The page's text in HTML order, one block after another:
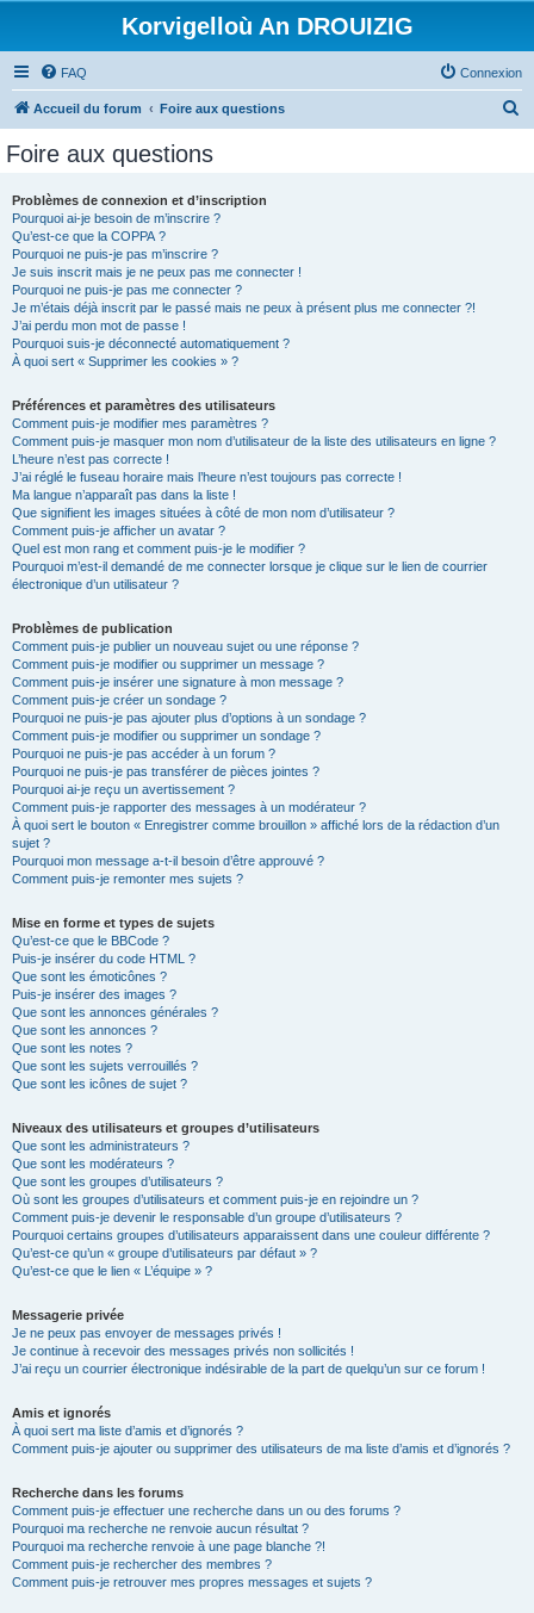
Korvigelloù An DROUIZIG
FAQ Connexion
Accueil du forum Foire aux questions
Foire aux questions
Problèmes de connexion et d’inscription
Pourquoi ai-je besoin de m’inscrire ?
Qu’est-ce que la COPPA ?
Pourquoi ne puis-je pas m’inscrire ?
Je suis inscrit mais je ne peux pas me connecter !
Pourquoi ne puis-je pas me connecter ?
Je m’étais déjà inscrit par le passé mais ne peux à présent plus me connecter ?!
J’ai perdu mon mot de passe !
Pourquoi suis-je déconnecté automatiquement ?
À quoi sert « Supprimer les cookies » ?
Préférences et paramètres des utilisateurs
Comment puis-je modifier mes paramètres ?
Comment puis-je masquer mon nom d’utilisateur de la liste des utilisateurs en ligne ?
L’heure n’est pas correcte !
J’ai réglé le fuseau horaire mais l’heure n’est toujours pas correcte !
Ma langue n’apparaît pas dans la liste !
Que signifient les images situées à côté de mon nom d’utilisateur ?
Comment puis-je afficher un avatar ?
Quel est mon rang et comment puis-je le modifier ?
Pourquoi m’est-il demandé de me connecter lorsque je clique sur le lien de courrier
électronique d’un utilisateur ?
Problèmes de publication
Comment puis-je publier un nouveau sujet ou une réponse ?
Comment puis-je modifier ou supprimer un message ?
Comment puis-je insérer une signature à mon message ?
Comment puis-je créer un sondage ?
Pourquoi ne puis-je pas ajouter plus d’options à un sondage ?
Comment puis-je modifier ou supprimer un sondage ?
Pourquoi ne puis-je pas accéder à un forum ?
Pourquoi ne puis-je pas transférer de pièces jointes ?
Pourquoi ai-je reçu un avertissement ?
Comment puis-je rapporter des messages à un modérateur ?
À quoi sert le bouton « Enregistrer comme brouillon » affiché lors de la rédaction d’un
sujet ?
Pourquoi mon message a-t-il besoin d’être approuvé ?
Comment puis-je remonter mes sujets ?
Mise en forme et types de sujets
Qu’est-ce que le BBCode ?
Puis-je insérer du code HTML ?
Que sont les émoticônes ?
Puis-je insérer des images ?
Que sont les annonces générales ?
Que sont les annonces ?
Que sont les notes ?
Que sont les sujets verrouillés ?
Que sont les icônes de sujet ?
Niveaux des utilisateurs et groupes d’utilisateurs
Que sont les administrateurs ?
Que sont les modérateurs ?
Que sont les groupes d’utilisateurs ?
Où sont les groupes d’utilisateurs et comment puis-je en rejoindre un ?
Comment puis-je devenir le responsable d’un groupe d’utilisateurs ?
Pourquoi certains groupes d’utilisateurs apparaissent dans une couleur différente ?
Qu’est-ce qu’un « groupe d’utilisateurs par défaut » ?
Qu’est-ce que le lien « L’équipe » ?
Messagerie privée
Je ne peux pas envoyer de messages privés !
Je continue à recevoir des messages privés non sollicités !
J’ai reçu un courrier électronique indésirable de la part de quelqu’un sur ce forum !
Amis et ignorés
À quoi sert ma liste d’amis et d’ignorés ?
Comment puis-je ajouter ou supprimer des utilisateurs de ma liste d’amis et d’ignorés ?
Recherche dans les forums
Comment puis-je effectuer une recherche dans un ou des forums ?
Pourquoi ma recherche ne renvoie aucun résultat ?
Pourquoi ma recherche renvoie à une page blanche ?!
Comment puis-je rechercher des membres ?
Comment puis-je retrouver mes propres messages et sujets ?